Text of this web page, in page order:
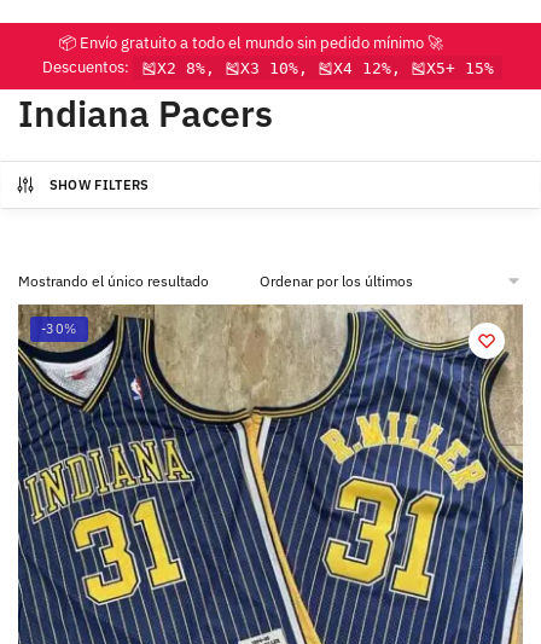
📦 Envío gratuito a todo el mundo sin pedido mínimo 🚀
Descuentos:
🎽X2 8%, 🎽X3 10%, 🎽X4 12%, 🎽X5+ 15%
Indiana Pacers
SHOW FILTERS
Mostrando el único resultado
-30%